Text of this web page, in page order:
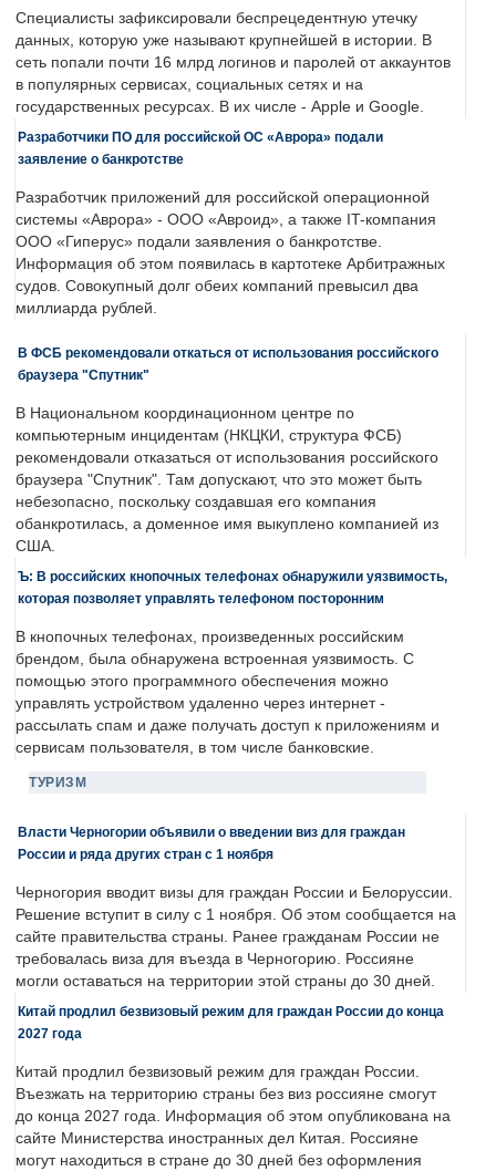
Специалисты зафиксировали беспрецедентную утечку
данных, которую уже называют крупнейшей в истории. В
сеть попали почти 16 млрд логинов и паролей от аккаунтов
в популярных сервисах, социальных сетях и на
государственных ресурсах. В их числе - Apple и Google.
Разработчики ПО для российской ОС «Аврора» подали
заявление о банкротстве
Разработчик приложений для российской операционной
системы «Аврора» - ООО «Авроид», а также IT-компания
ООО «Гиперус» подали заявления о банкротстве.
Информация об этом появилась в картотеке Арбитражных
судов. Совокупный долг обеих компаний превысил два
миллиарда рублей.
В ФСБ рекомендовали откаться от использования российского
браузера "Спутник"
В Национальном координационном центре по
компьютерным инцидентам (НКЦКИ, структура ФСБ)
рекомендовали отказаться от использования российского
браузера "Спутник". Там допускают, что это может быть
небезопасно, поскольку создавшая его компания
обанкротилась, а доменное имя выкуплено компанией из
США.
Ъ: В российских кнопочных телефонах обнаружили уязвимость,
которая позволяет управлять телефоном посторонним
В кнопочных телефонах, произведенных российским
брендом, была обнаружена встроенная уязвимость. С
помощью этого программного обеспечения можно
управлять устройством удаленно через интернет -
рассылать спам и даже получать доступ к приложениям и
сервисам пользователя, в том числе банковские.
ТУРИЗМ
Власти Черногории объявили о введении виз для граждан
России и ряда других стран с 1 ноября
Черногория вводит визы для граждан России и Белоруссии.
Решение вступит в силу с 1 ноября. Об этом сообщается на
сайте правительства страны. Ранее гражданам России не
требовалась виза для въезда в Черногорию. Россияне
могли оставаться на территории этой страны до 30 дней.
Китай продлил безвизовый режим для граждан России до конца
2027 года
Китай продлил безвизовый режим для граждан России.
Въезжать на территорию страны без виз россияне смогут
до конца 2027 года. Информация об этом опубликована на
сайте Министерства иностранных дел Китая. Россияне
могут находиться в стране до 30 дней без оформления